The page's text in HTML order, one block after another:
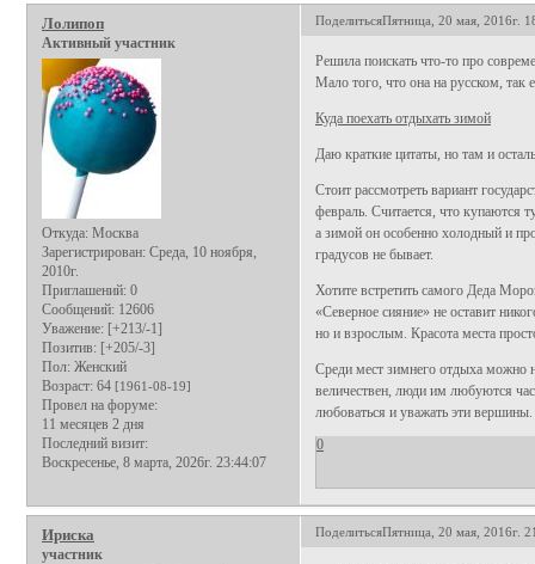
ПоделитьсяПятница, 20 мая, 2016г.
Лолипоп
Активный участник
Откуда: Москва
Зарегистрирован: Среда, 10 ноября,
2010г.
Приглашений: 0
Сообщений: 12606
Уважение: [+213/-1]
Позитив: [+205/-3]
Пол: Женский
Возраст: 64 [1961-08-19]
Провел на форуме:
11 месяцев 2 дня
Последний визит:
Воскресенье, 8 марта, 2026г. 23:44:07
Решила поискать что-то про
Мало того, что она на русском, так
Куда поехать отдыхать зимой
Даю краткие цитаты, но там и
Стоит рассмотреть вариант
февраль. Считается, что купаются
а зимой он особенно холодный и
градусов не бывает.
Хотите встретить самого Деда
«Северное сияние» не оставит
но и взрослым. Красота места
Среди мест зимнего отдыха можно
величествен, люди им любуются
любоваться и уважать эти вершины.
0
ПоделитьсяПятница, 20 мая, 2016г.
Ириска
участник